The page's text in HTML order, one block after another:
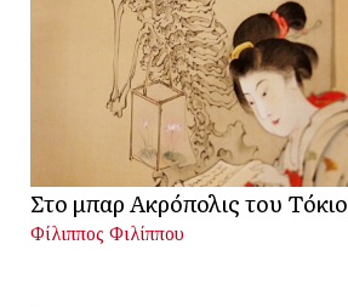
Στο μπαρ Ακρόπολις του Τόκιο
Φίλιππος Φιλίππου